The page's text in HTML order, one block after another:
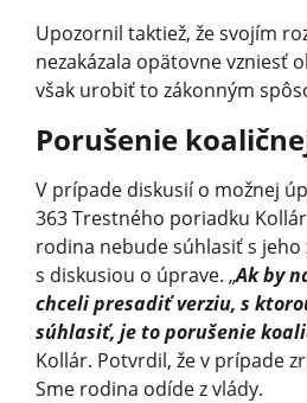
Upozornil taktiež, že svojím
nezakázala opätovne vzniesť
však urobiť to zákonným
Porušenie
V prípade diskusií o možnej
363 Trestného poriadku
rodina nebude súhlasiť s jeho
s diskusiou o úprave. „Ak by
chceli presadiť verziu, s
súhlasiť, je to porušenie
Kollár. Potvrdil, že v prípade
Sme rodina odíde z vlády.